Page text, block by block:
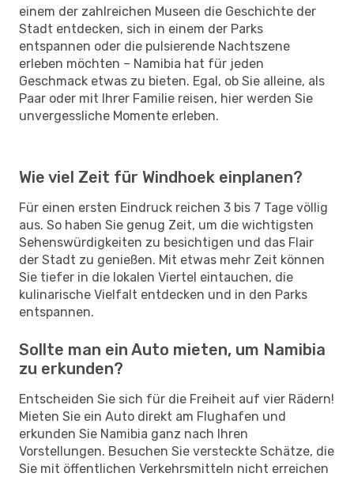
einem der zahlreichen Museen die Geschichte der
Stadt entdecken, sich in einem der Parks
entspannen oder die pulsierende Nachtszene
erleben möchten – Namibia hat für jeden
Geschmack etwas zu bieten. Egal, ob Sie alleine, als
Paar oder mit Ihrer Familie reisen, hier werden Sie
unvergessliche Momente erleben.
Wie viel Zeit für Windhoek einplanen?
Für einen ersten Eindruck reichen 3 bis 7 Tage völlig
aus. So haben Sie genug Zeit, um die wichtigsten
Sehenswürdigkeiten zu besichtigen und das Flair
der Stadt zu genießen. Mit etwas mehr Zeit können
Sie tiefer in die lokalen Viertel eintauchen, die
kulinarische Vielfalt entdecken und in den Parks
entspannen.
Sollte man ein Auto mieten, um Namibia
zu erkunden?
Entscheiden Sie sich für die Freiheit auf vier Rädern!
Mieten Sie ein Auto direkt am Flughafen und
erkunden Sie Namibia ganz nach Ihren
Vorstellungen. Besuchen Sie versteckte Schätze, die
Sie mit öffentlichen Verkehrsmitteln nicht erreichen